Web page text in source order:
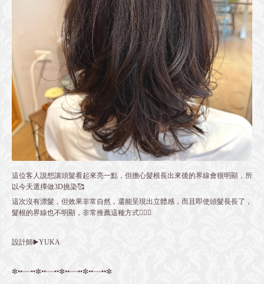
這位客人說想讓頭髮看起來亮一點，但擔心髮根長出來後的界線會很明顯，所
以今天選擇做3D挑染🥰
這次沒有漂髮，但效果非常自然，還能呈現出立體感，而且即使頭髮長長了，
髮根的界線也不明顯，非常推薦這種方式👌🏻✨️
設計師▶️YUKA
✼••┈┈••✼••┈┈••✼••┈┈••✼••┈┈••✼